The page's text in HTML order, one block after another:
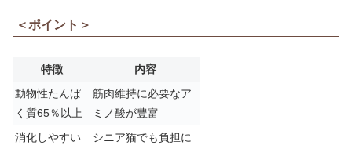
＜ポイント＞
特徴
内容
動物性たんぱ
く質65％以上
筋肉維持に必要なア
ミノ酸が豊富
消化しやすい
シニア猫でも負担に